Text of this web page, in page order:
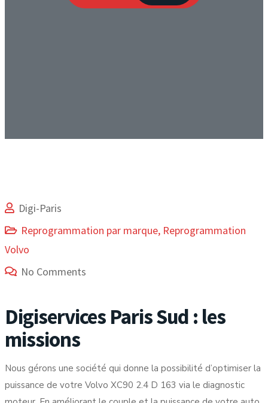
Digi-Paris
Reprogrammation par marque, Reprogrammation
Volvo
No Comments
Digiservices Paris Sud : les
missions
Nous gérons une société qui donne la possibilité d’optimiser la
puissance de votre Volvo XC90 2.4 D 163 via le diagnostic